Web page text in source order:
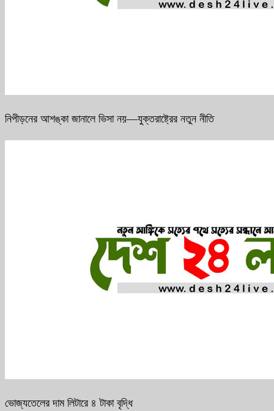
নিপীড়নের আশঙ্কা জানালে ভিসা নয়—যুক্তরাষ্ট্রের নতুন নীতি
ভোজ্যতেলের দাম লিটারে ৪ টাকা বৃদ্ধি